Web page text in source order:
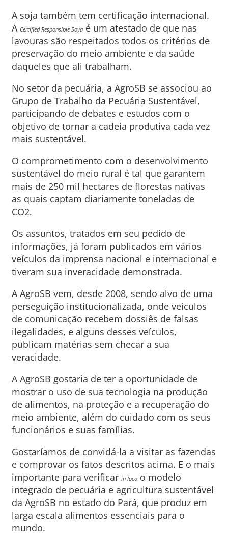
A soja também tem certificação internacional.
A Certified Responsible Soyaé um atestado de que nas
lavouras são respeitados todos os critérios de
preservação do meio ambiente e da saúde
daqueles que ali trabalham.
No setor da pecuária, a AgroSB se associou ao
Grupo de Trabalho da Pecuária Sustentável,
participando de debates e estudos com o
objetivo de tornar a cadeia produtiva cada vez
mais sustentável.
O comprometimento com o desenvolvimento
sustentável do meio rural é tal que garantem
mais de 250 mil hectares de florestas nativas
as quais captam diariamente toneladas de
CO2.
Os assuntos, tratados em seu pedido de
informações, já foram publicados em vários
veículos da imprensa nacional e internacional e
tiveram sua inveracidade demonstrada.
A AgroSB vem, desde 2008, sendo alvo de uma
perseguição institucionalizada, onde veículos
de comunicação recebem dossiês de falsas
ilegalidades, e alguns desses veículos,
publicam matérias sem checar a sua
veracidade.
A AgroSB gostaria de ter a oportunidade de
mostrar o uso de sua tecnologia na produção
de alimentos, na proteção e a recuperação do
meio ambiente, além do cuidado com os seus
funcionários e suas famílias.
Gostaríamos de convidá-la a visitar as fazendas
e comprovar os fatos descritos acima. E o mais
importante para verificar in locoo modelo
integrado de pecuária e agricultura sustentável
da AgroSB no estado do Pará, que produz em
larga escala alimentos essenciais para o
mundo.